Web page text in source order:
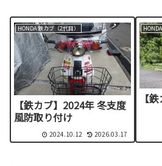
HONDA 鉄カブ（2代目）
【鉄カブ】2024年 冬支度
風防取り付け
2024.10.12 2026.03.17
【